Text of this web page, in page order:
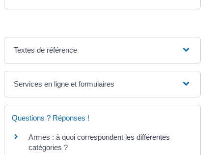
Textes de référence
Services en ligne et formulaires
Questions ? Réponses !
Armes : à quoi correspondent les différentes
catégories ?